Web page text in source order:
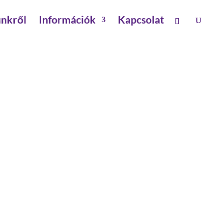
Információk Kapcsolat